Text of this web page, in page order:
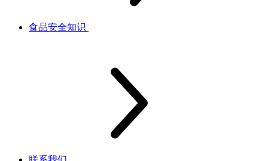
食品安全知识